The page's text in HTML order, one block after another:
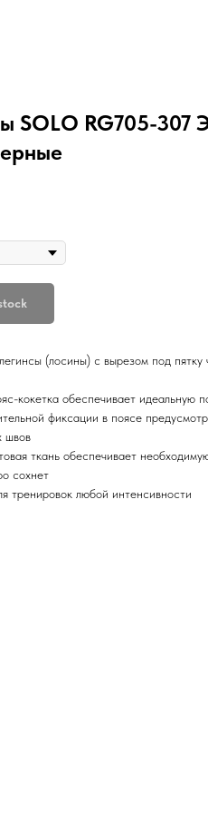
SOLO RG705-307
(лосины) с вырезом под пятку
кокетка обеспечивает идеальную
фиксации в поясе
швов
ткань обеспечивает
сохнет
тренировок любой интенсивности